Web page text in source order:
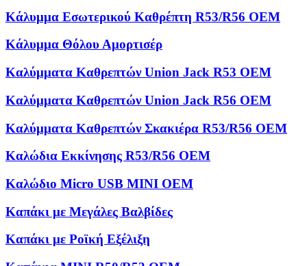
Κάλυμμα Εσωτερικού Καθρέπτη R53/R56 OEM
Κάλυμμα Θόλου Αμορτισέρ
Καλύμματα Kαθρεπτών Union Jack R53 OEM
Καλύμματα Καθρεπτών Union Jack R56 OEM
Καλύμματα Καθρεπτών Σκακιέρα R53/R56 OEM
Καλώδια Εκκίνησης R53/R56 OEM
Καλώδιο Micro USB MINI OEM
Καπάκι με Μεγάλες Βαλβίδες
Καπάκι με Ροϊκή Εξέλιξη